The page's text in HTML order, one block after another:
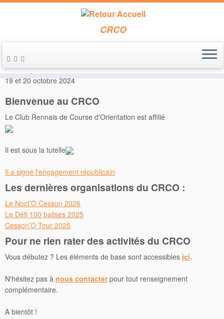
Passer
au
contenu
CRCO
Accueil » Annonces de course » Week-end en Pays de Vannes les
19 et 20 octobre 2024
Bienvenue au CRCO
Le Club Rennais de Course d'Orientation est affilié
Il est sous la tutelle
Il a signé l'engagement républicain
Les dernières organisations du CRCO :
Le Noct’O Cesson 2026
Le Défi 100 balises 2025
Cesson’O Tour 2025
Pour ne rien rater des activités du CRCO
Vous débutez ? Les éléments de base sont accessibles ici.
N'hésitez pas à nous contacterpour tout renseignement
complémentaire.
A bientôt !